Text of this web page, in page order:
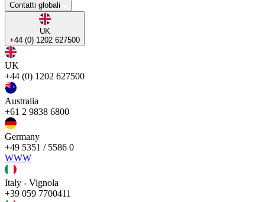
Contatti globali
UK
+44 (0) 1202 627500
UK
+44 (0) 1202 627500
Australia
+61 2 9838 6800
Germany
+49 5351 / 5586 0
WWW
Italy - Vignola
+39 059 7700411